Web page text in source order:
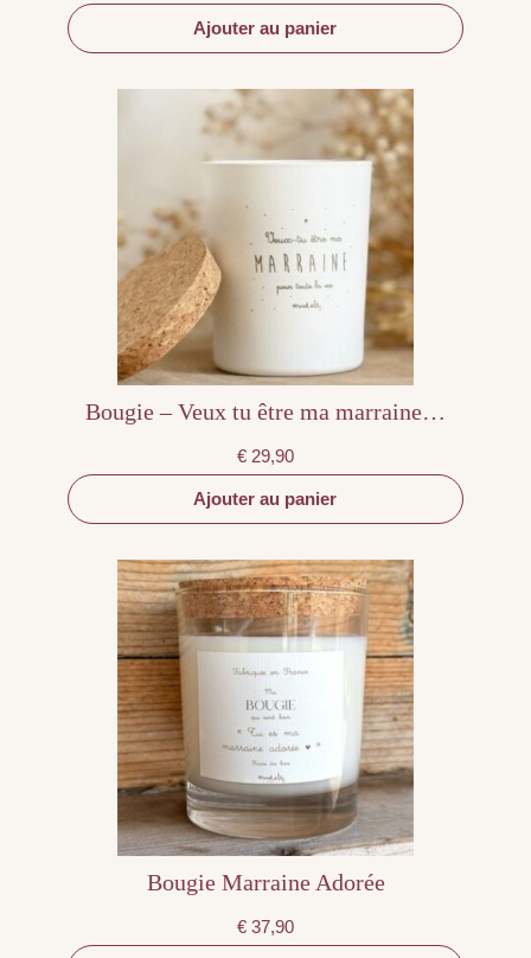
Ajouter au panier
Bougie – Veux tu être ma marraine…
€ 29,90
Ajouter au panier
Bougie Marraine Adorée
€ 37,90